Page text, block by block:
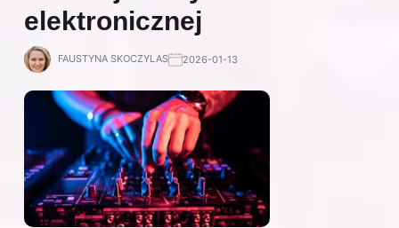
elektronicznej
FAUSTYNA SKOCZYLAS 2026-01-13